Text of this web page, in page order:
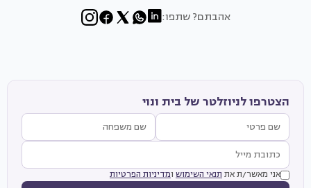
אהבתם? שתפו:
הצטרפו לניוזלטר של בית ונוי
אני מאשר/ת את תנאי השימוש ומדיניות הפרטיות